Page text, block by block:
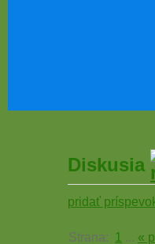
Diskusia
pridať
Strana: 1 ... «